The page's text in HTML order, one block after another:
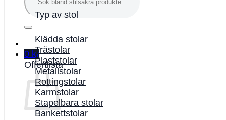
0 kr
Offertlista
Typ av stol
Klädda stolar
Trästolar
Plaststolar
Metallstolar
Rottingstolar
Karmstolar
Stapelbara stolar
Bankettstolar